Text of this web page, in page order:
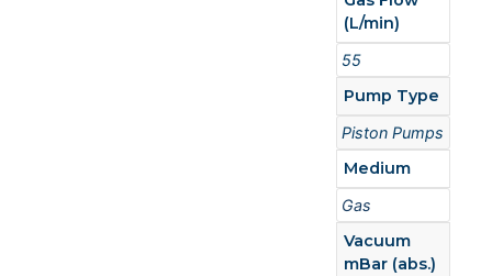
(L/min)
55
Pump Type
Piston Pumps
Medium
Gas
Vacuum
mBar (abs.)